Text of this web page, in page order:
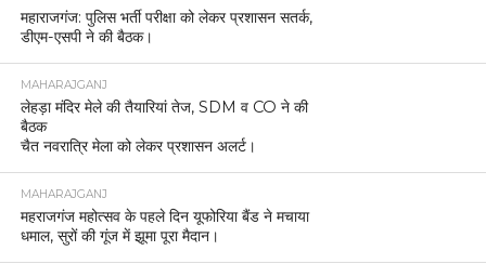
महाराजगंज: पुलिस भर्ती परीक्षा को लेकर प्रशासन सतर्क,
डीएम-एसपी ने की बैठक।
MAHARAJGANJ
लेहड़ा मंदिर मेले की तैयारियां तेज, SDM व CO ने की
बैठक
चैत नवरात्रि मेला को लेकर प्रशासन अलर्ट।
MAHARAJGANJ
महराजगंज महोत्सव के पहले दिन यूफोरिया बैंड ने मचाया
धमाल, सुरों की गूंज में झूमा पूरा मैदान।